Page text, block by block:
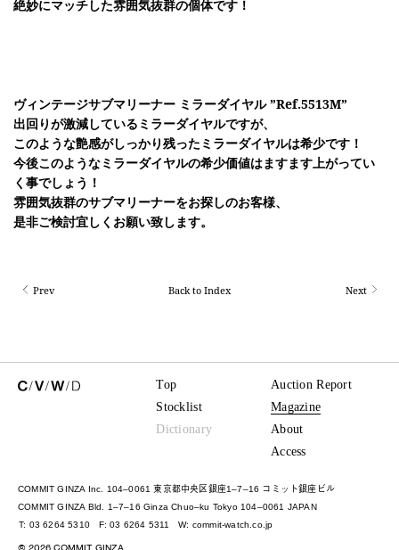
絶妙にマッチした雰囲気抜群の個体です！
ヴィンテージサブマリーナー ミラーダイヤル ”Ref.5513M”
出回りが激減しているミラーダイヤルですが、
このような艶感がしっかり残ったミラーダイヤルは希少です！
今後このようなミラーダイヤルの希少価値はますます上がってい
く事でしょう！
雰囲気抜群のサブマリーナーをお探しのお客様、
是非ご検討宜しくお願い致します。
Prev Back to Index Next
Top
Stocklist
Dictionary
Auction Report
Magazine
About
Access
COMMIT GINZA Inc. 104–0061 東京都中央区銀座1–7–16 コミット銀座ビル
COMMIT GINZA Bld. 1–7–16 Ginza Chuo–ku Tokyo 104–0061 JAPAN
T: 03 6264 5310
F: 03 6264 5311 W: commit-watch.co.jp
© 2026 COMMIT GINZA